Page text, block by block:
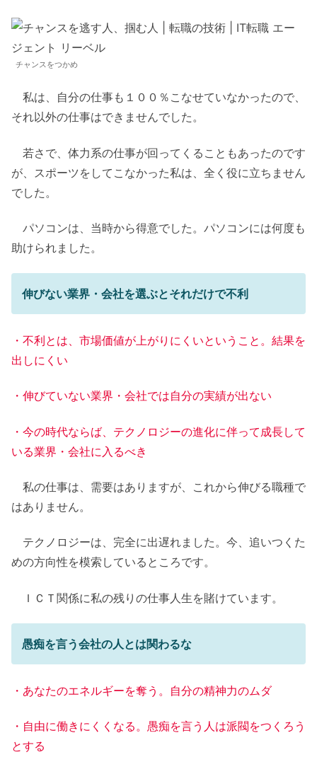
チャンスをつかめ
私は、自分の仕事も１００％こなせていなかったので、
それ以外の仕事はできませんでした。
若さで、体力系の仕事が回ってくることもあったのです
が、スポーツをしてこなかった私は、全く役に立ちません
でした。
パソコンは、当時から得意でした。パソコンには何度も
助けられました。
伸びない業界・会社を選ぶとそれだけで不利
・不利とは、市場価値が上がりにくいということ。結果を
出しにくい
・伸びていない業界・会社では自分の実績が出ない
・今の時代ならば、テクノロジーの進化に伴って成長して
いる業界・会社に入るべき
私の仕事は、需要はありますが、これから伸びる職種で
はありません。
テクノロジーは、完全に出遅れました。今、追いつくた
めの方向性を模索しているところです。
ＩＣＴ関係に私の残りの仕事人生を賭けています。
愚痴を言う会社の人とは関わるな
・あなたのエネルギーを奪う。自分の精神力のムダ
・自由に働きにくくなる。愚痴を言う人は派閥をつくろう
とする